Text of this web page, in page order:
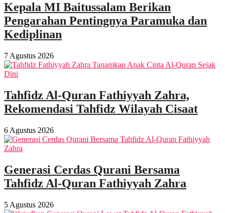
Kepala MI Baitussalam Berikan
Pengarahan Pentingnya Paramuka dan
Kediplinan
7 Agustus 2026
Tahfidz Al-Quran Fathiyyah Zahra,
Rekomendasi Tahfidz Wilayah Cisaat
6 Agustus 2026
Generasi Cerdas Qurani Bersama
Tahfidz Al-Quran Fathiyyah Zahra
5 Agustus 2026